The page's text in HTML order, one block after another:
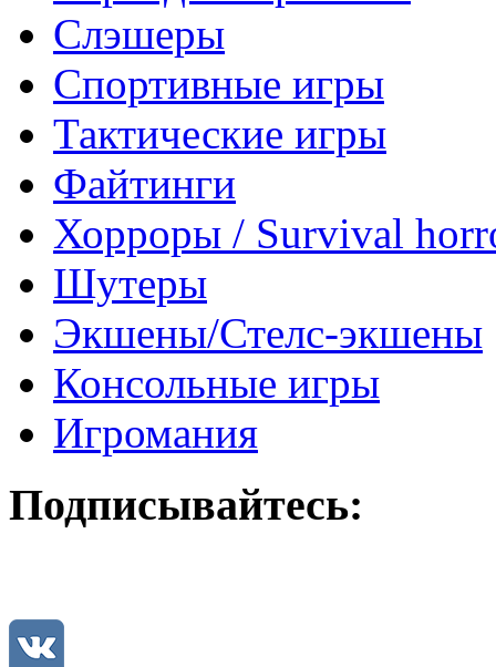
Слэшеры
Спортивные игры
Тактические игры
Файтинги
Хорроры / Survival
Шутеры
Экшены/Стелс-экшены
Консольные игры
Игромания
Подписывайтесь: